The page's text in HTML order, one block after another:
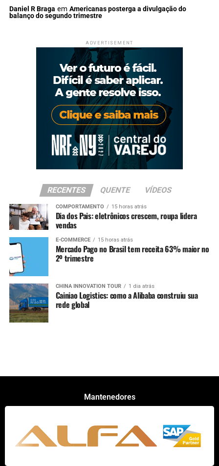
Daniel R Braga em Americanas posterga a divulgação do
balanço do segundo trimestre
ADVERTISEMENT
RECENTES QUENTE VÍDEOS
COMPORTAMENTO 15 horas atrás
Dia dos Pais: eletrônicos crescem, roupa lidera
vendas
E-COMMERCE 15 horas atrás
Mercado Pago no Brasil tem receita 63% maior no
2º trimestre
CHINA INNOVATION TOUR 1 dia atrás
Cainiao Logistics: como a Alibaba construiu sua
rede global
Mantenedores